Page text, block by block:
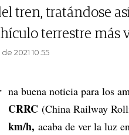
tren, tratándose
terrestre más
2021 10.55
na buena noticia para los
CRRC (China Railway
km/h, acaba de ver la luz